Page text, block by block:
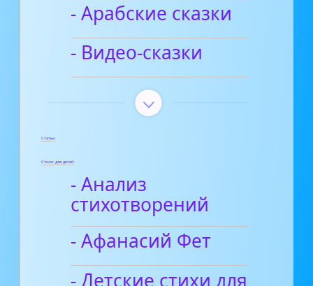
- Арабские сказки
- Видео-сказки
Статьи
Стихи для детей
- Анализ
стихотворений
- Афанасий Фет
- Детские стихи для